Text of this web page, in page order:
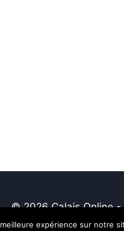
© 2026 Calais Online -
expérience sur notre